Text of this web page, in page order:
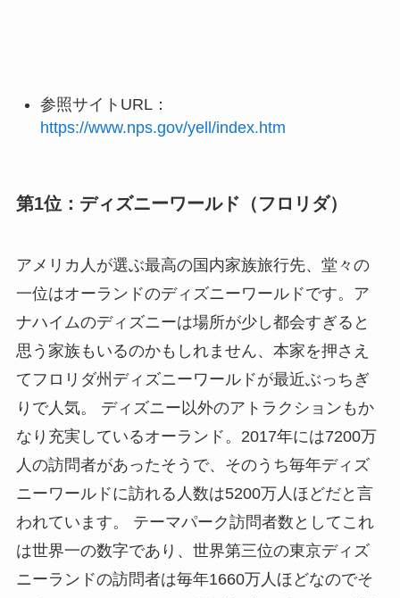
参照サイトURL：
https://www.nps.gov/yell/index.htm
第1位：ディズニーワールド（フロリダ）
アメリカ人が選ぶ最高の国内家族旅行先、堂々の
一位はオーランドのディズニーワールドです。ア
ナハイムのディズニーは場所が少し都会すぎると
思う家族もいるのかもしれません、本家を押さえ
てフロリダ州ディズニーワールドが最近ぶっちぎ
りで人気。 ディズニー以外のアトラクションもか
なり充実しているオーランド。2017年には7200万
人の訪問者があったそうで、そのうち毎年ディズ
ニーワールドに訪れる人数は5200万人ほどだと言
われています。 テーマパーク訪問者数としてこれ
は世界一の数字であり、世界第三位の東京ディズ
ニーランドの訪問者は毎年1660万人ほどなのでそ